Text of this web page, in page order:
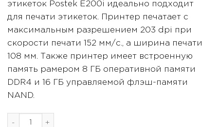
этикеток Postek E200i идеально подходит
для печати этикеток. Принтер печатает с
максимальным разрешением 203 dpi при
скорости печати 152 мм/с., а ширина печати
108 мм. Также принтер имеет встроенную
память рамером 8 ГБ оперативной памяти
DDR4 и 16 ГБ управляемой флэш-памяти
NAND.
Количество товара 00.1102.132 Принтер этикеток